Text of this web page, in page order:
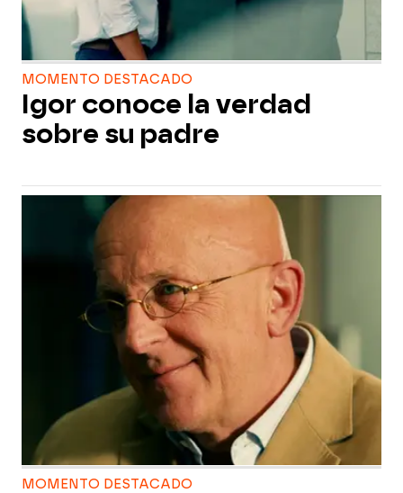
MOMENTO DESTACADO
Igor conoce la verdad
sobre su padre
MOMENTO DESTACADO